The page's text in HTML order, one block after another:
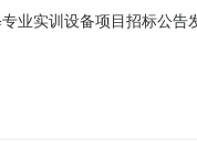
业实训设备项目招标公
项目进行国内公开招标，